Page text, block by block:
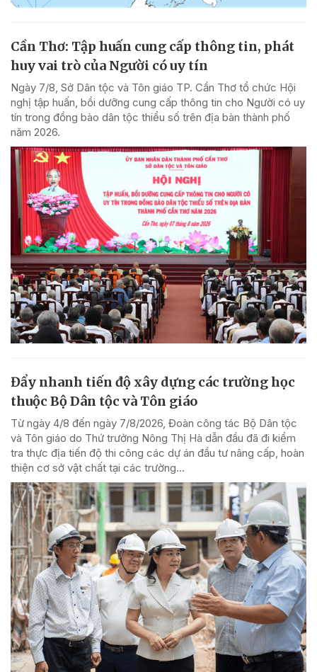
Cần Thơ: Tập huấn cung cấp thông tin, phát
huy vai trò của Người có uy tín
Ngày 7/8, Sở Dân tộc và Tôn giáo TP. Cần Thơ tổ chức Hội
nghị tập huấn, bồi dưỡng cung cấp thông tin cho Người có uy
tín trong đồng bào dân tộc thiểu số trên địa bàn thành phố
năm 2026.
Đẩy nhanh tiến độ xây dựng các trường học
thuộc Bộ Dân tộc và Tôn giáo
Từ ngày 4/8 đến ngày 7/8/2026, Đoàn công tác Bộ Dân tộc
và Tôn giáo do Thứ trưởng Nông Thị Hà dẫn đầu đã đi kiểm
tra thực địa tiến độ thi công các dự án đầu tư nâng cấp, hoàn
thiện cơ sở vật chất tại các trường...